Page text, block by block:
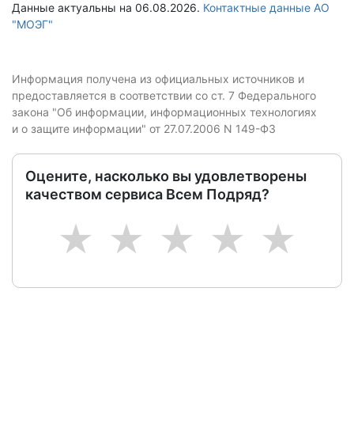
Данные актуальны на 06.08.2026. Контактные данные АО
"МОЭГ"
Информация получена из официальных источников и
предоставляется в соответствии со ст. 7 Федерального
закона "Об информации, информационных технологиях
и о защите информации" от 27.07.2006 N 149-ФЗ
Оцените, насколько вы удовлетворены
качеством сервиса Всем Подряд?
5
4
3
2
1